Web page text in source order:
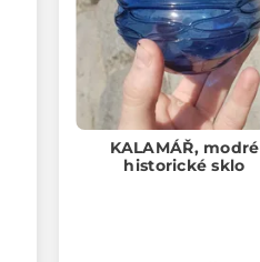
KALAMÁŘ, modré
historické sklo